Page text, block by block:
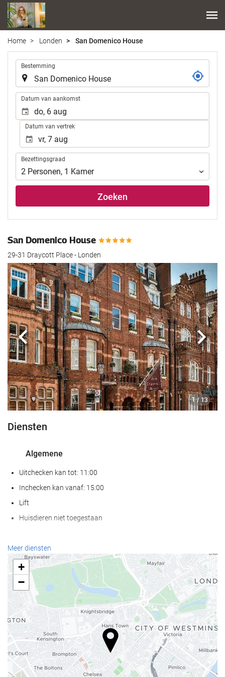
Home Londen San Domenico House
Bestemming
Datum van aankomst
Datum van vertrek
Bezettingsgraad
Bezettingsgraad
2 Personen, 1 Kamer
Zoeken
San Domenico House
29-31 Draycott Place - Londen
1 / 13
Vorige
Diensten
Algemene
Uitchecken kan tot: 11:00
Inchecken kan vanaf: 15:00
Lift
Huisdieren niet toegestaan
Receptiediensten
24-uursreceptie
Bagageopslag
Eten en drinken
Bar
Internet
Gratis wifi
Meer diensten
+
−